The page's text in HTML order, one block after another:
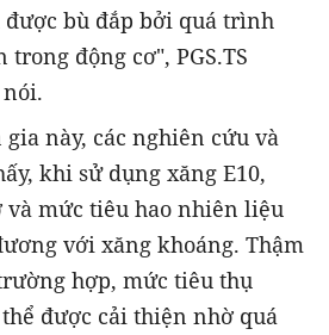
bù đắp bởi quá trình
động cơ", PGS.TS
gia này, các nghiên cứu và
khi sử dụng xăng E10,
và mức tiêu hao nhiên liệu
với xăng khoáng. Thậm
hợp, mức tiêu thụ
được cải thiện nhờ quá